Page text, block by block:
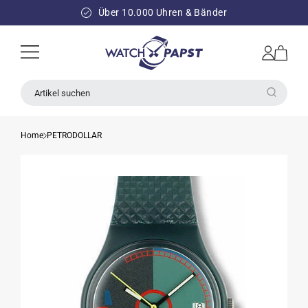
INHALT
Über 10.000 Uhren & Bänder
Einloggen
Warenkorb
Artikel suchen
Home PETRODOLLAR